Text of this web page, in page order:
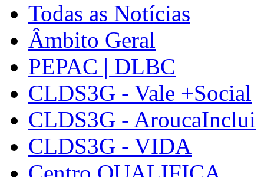
Todas as Notícias
Âmbito Geral
PEPAC | DLBC
CLDS3G - Vale +Social
CLDS3G - AroucaInclui
CLDS3G - VIDA